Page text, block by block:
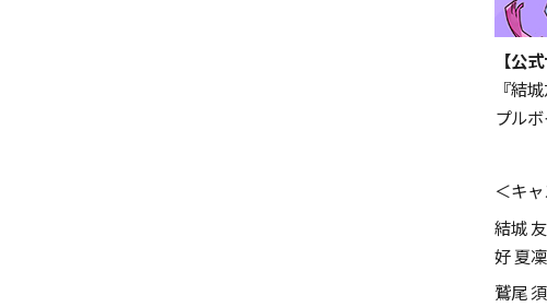
【公
『結
プル
＜キ
結城
好 夏凜
鷲尾